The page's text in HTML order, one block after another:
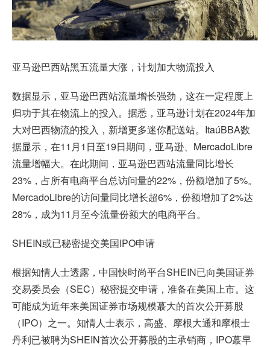
亚马逊巴西站黑五流量大涨，计划加大物流投入
数据显示，亚马逊巴西站流量增长强劲，这在一定程度上
归功于其在物流上的投入。据悉，亚马逊计划在2024年加
大对巴西物流的投入，新增更多迷你配送站。ItaúBBA数
据显示，在11月1日至19日期间，亚马逊、MercadoLibre
流量增幅大。在此期间，亚马逊巴西站流量同比增长
23%，占所有电商平台总访问量的22%，份额增加了5%。
MercadoLibre的访问量同比增长超6%，份额增加了2%达
28%，成为11月至今流量份额大的电商平台。
SHEIN或已秘密提交美国IPO申请
根据知情人士透露，中国快时尚平台SHEIN已向美国证券
交易委员会（SEC）秘密提交申请，准备在美国上市。这
可能成为近年来美国证券市场规模蕞大的首次公开募股
（IPO）之一。知情人士表示，高盛、摩根大通和摩根士
丹利已被聘为SHEIN首次公开募股的主承销商，IPO蕞早